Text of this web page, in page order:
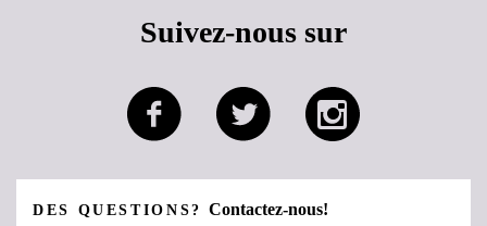
Suivez-nous sur
DES QUESTIONS?Contactez-nous!